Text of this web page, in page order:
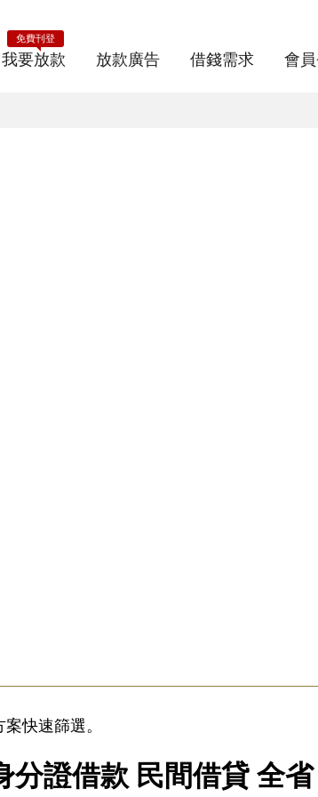
我要放款
免費刊登
放款廣告 借錢需求 會
快速篩選。
分證借款 民間借貸 全